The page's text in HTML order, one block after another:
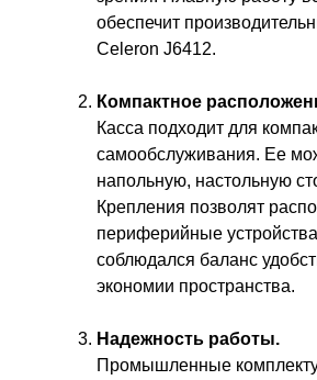
обеспечит
Celeron J6412.
Компактное
Касса подходит для
самообслуживания. Ее
напольную, настольную
Крепления позволят
периферийные
соблюдался баланс
экономии пространства.
Надежность работы.
Промышленные